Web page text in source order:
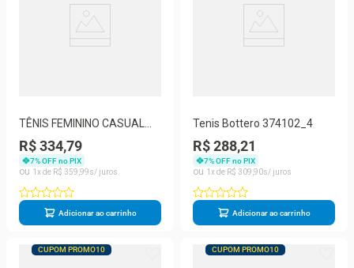
TÊNIS FEMININO CASUAL
TWISTER BOTTERO 354304
R$ 334,79
7% OFF no PIX
1
R$ 359 99
Adicionar ao carrinho
Tenis Bottero 374102_4
R$ 288,21
7% OFF no PIX
1
R$ 309 90
Adicionar ao carrinho
CUPOM PROMO10 CUPOM PROMO10